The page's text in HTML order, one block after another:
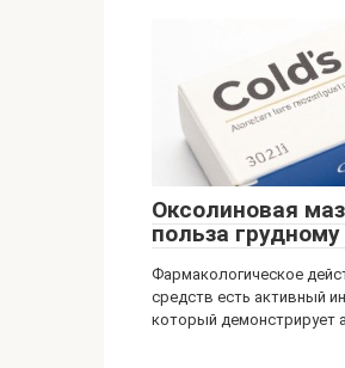
Оксолиновая
польза грудному
Фармакологическое
средств есть активный
который демонстрирует